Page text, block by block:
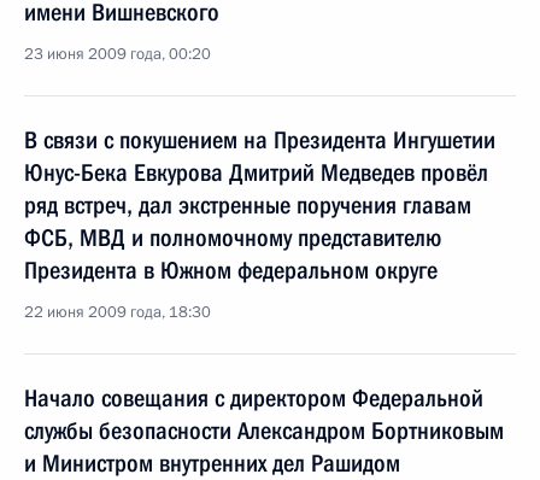
имени Вишневского
23 июня 2009 года, 00:20
В связи с покушением на Президента Ингушетии
Юнус-Бека Евкурова Дмитрий Медведев провёл
ряд встреч, дал экстренные поручения главам
ФСБ, МВД и полномочному представителю
Президента в Южном федеральном округе
22 июня 2009 года, 18:30
Начало совещания с директором Федеральной
службы безопасности Александром Бортниковым
и Министром внутренних дел Рашидом